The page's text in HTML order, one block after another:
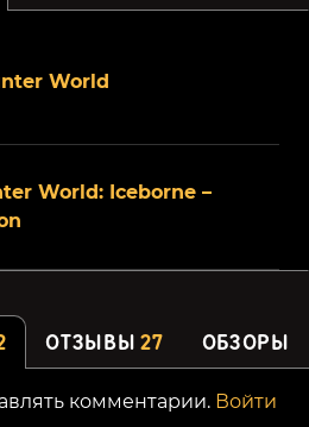
World
World: Iceborne –
ОТЗЫВЫ27 ОБЗОРЫ
комментарии. Войти